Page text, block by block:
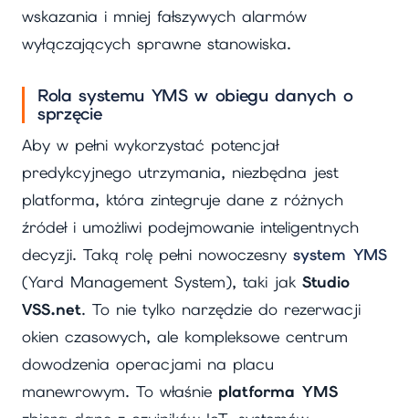
wskazania i mniej fałszywych alarmów
wyłączających sprawne stanowiska.
Rola systemu YMS w obiegu danych o
sprzęcie
Aby w pełni wykorzystać potencjał
predykcyjnego utrzymania, niezbędna jest
platforma, która zintegruje dane z różnych
źródeł i umożliwi podejmowanie inteligentnych
decyzji. Taką rolę pełni nowoczesny system YMS
(Yard Management System), taki jak Studio
VSS.net. To nie tylko narzędzie do rezerwacji
okien czasowych, ale kompleksowe centrum
dowodzenia operacjami na placu
manewrowym. To właśnie platforma YMS